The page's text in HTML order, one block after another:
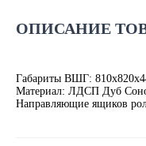
ОПИСАНИЕ
Габариты ВШГ:
Материал: ЛДСП Дуб
Направляющие ящиков